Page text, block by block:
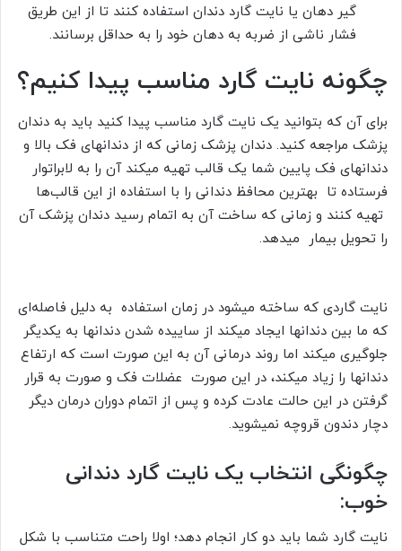
گیر دهان یا نایت گارد دندان استفاده کنند تا از این طریق
فشار ناشی از ضربه به دهان خود را به حداقل برسانند.
چگونه نایت گارد مناسب پیدا کنیم؟
برای آن که بتوانید یک نایت گارد مناسب پیدا کنید باید به دندان
پزشک مراجعه کنید. دندان پزشک زمانی که از دندانهای فک بالا و
دندانهای فک پایین شما یک قالب تهیه میکند آن را به لابراتوار
فرستاده تا بهترین محافظ دندانی را با استفاده از این قالب‌ها
تهیه کنند و زمانی که ساخت آن به اتمام رسید دندان پزشک آن
را تحویل بیمار میدهد.
نایت گاردی که ساخته میشود در زمان استفاده به دلیل فاصله‌ای
که ما بین دندانها ایجاد میکند از ساییده شدن دندانها به یکدیگر
جلوگیری میکند اما روند درمانی آن به این صورت است که ارتفاع
دندانها را زیاد میکند، در این صورت عضلات فک و صورت به قرار
گرفتن در این حالت عادت کرده و پس از اتمام دوران درمان دیگر
دچار دندون قروچه نمیشوید.
چگونگی انتخاب یک نایت گارد دندانی
خوب:
نایت گارد شما باید دو کار انجام دهد؛ اولا راحت متناسب با شکل